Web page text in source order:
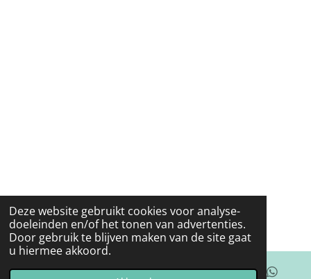
Deze website gebruikt cookies voor analyse-
doeleinden en/of het tonen van advertenties.
Door gebruik te blijven maken van de site gaat
u hiermee akkoord.